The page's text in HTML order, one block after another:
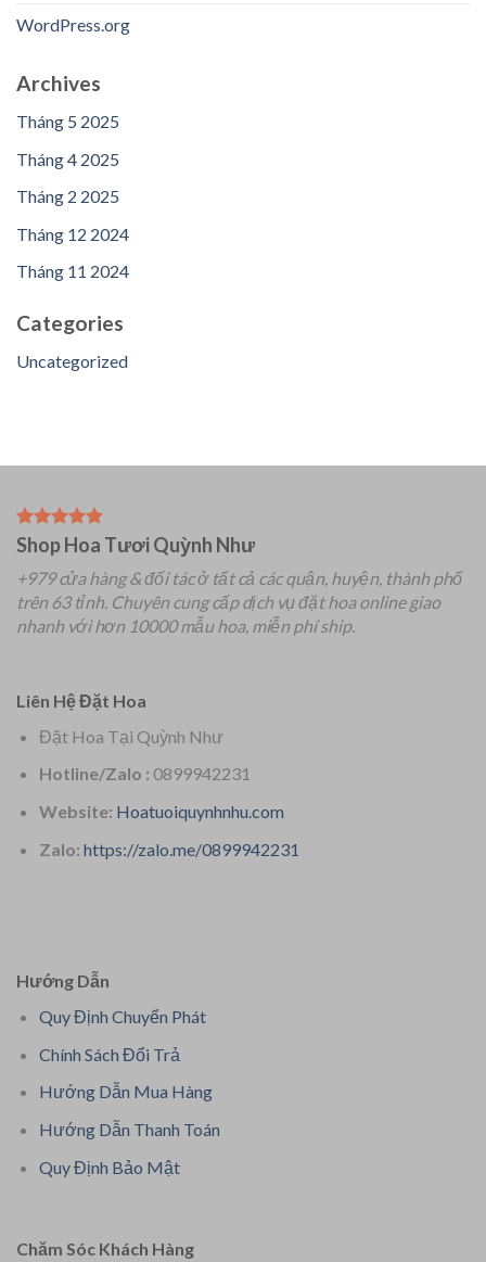
WordPress.org
Archives
Tháng 5 2025
Tháng 4 2025
Tháng 2 2025
Tháng 12 2024
Tháng 11 2024
Categories
Uncategorized
Shop Hoa Tươi Quỳnh Như
+979 cửa hàng & đối tác ở tất cả các quận, huyện, thành phố
trên 63 tỉnh. Chuyên cung cấp dịch vụ đặt hoa online giao
nhanh với hơn 10000 mẫu hoa, miễn phí ship.
Liên Hệ Đặt Hoa
Đặt Hoa Tại Quỳnh Như
Hotline/Zalo : 0899942231
Website: Hoatuoiquynhnhu.com
Zalo: https://zalo.me/0899942231
Hướng Dẫn
Quy Định Chuyển Phát
Chính Sách Đổi Trả
Hướng Dẫn Mua Hàng
Hướng Dẫn Thanh Toán
Quy Định Bảo Mật
Chăm Sóc Khách Hàng